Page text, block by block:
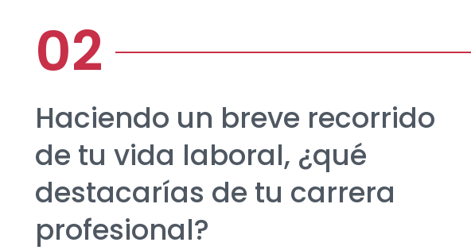
Haciendo un breve recorrido
de tu vida laboral, ¿qué
destacarías de tu carrera
profesional?